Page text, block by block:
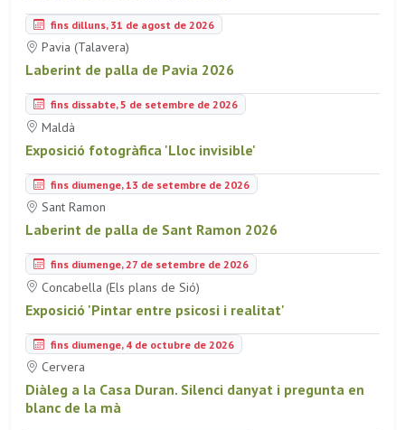
fins dilluns, 31 de agost de 2026
Pavia (Talavera)
Laberint de palla de Pavia 2026
fins dissabte, 5 de setembre de 2026
Maldà
Exposició fotogràfica 'Lloc invisible'
fins diumenge, 13 de setembre de 2026
Sant Ramon
Laberint de palla de Sant Ramon 2026
fins diumenge, 27 de setembre de 2026
Concabella (Els plans de Sió)
Exposició 'Pintar entre psicosi i realitat'
fins diumenge, 4 de octubre de 2026
Cervera
Diàleg a la Casa Duran. Silenci danyat i pregunta en
blanc de la mà